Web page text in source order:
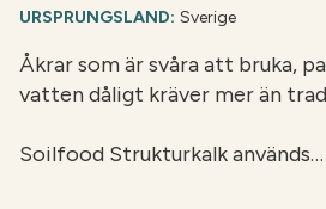
URSPRUNGSLAND: Sverige
Åkrar som är svåra att bruka,
vatten dåligt kräver mer än
Soilfood Strukturkalk används…